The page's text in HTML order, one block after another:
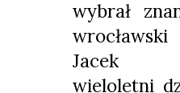
wybrał
Jacek
wieloletni